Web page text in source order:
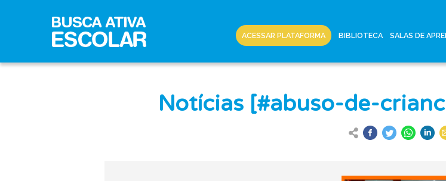
ACESSAR PLATAFORMA BIBLIOTECA SALAS DE
Notícias [#abuso-de-